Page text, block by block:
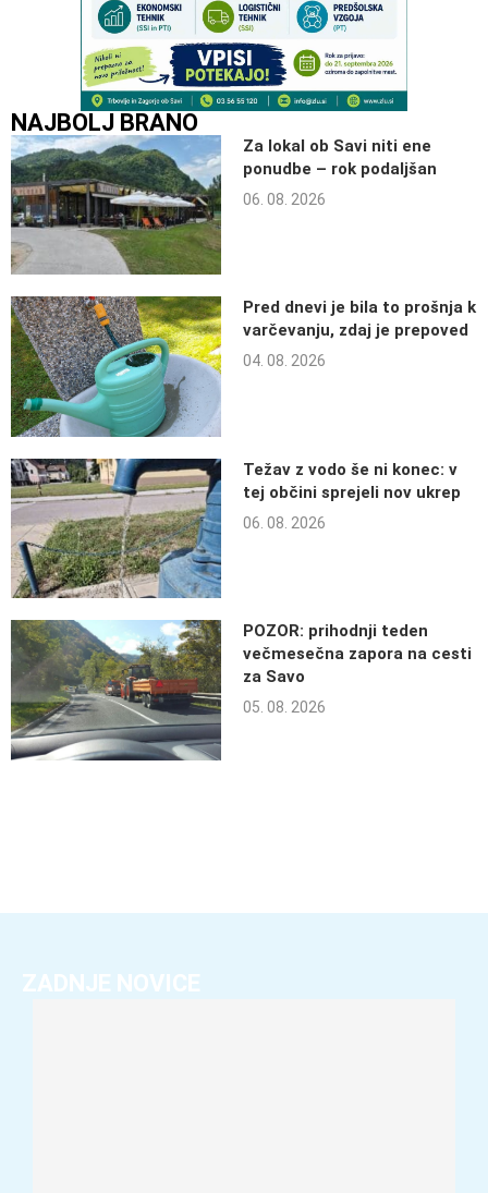
NAJBOLJ BRANO
Za lokal ob Savi niti ene
ponudbe – rok podaljšan
06. 08. 2026
Pred dnevi je bila to prošnja k
varčevanju, zdaj je prepoved
04. 08. 2026
Težav z vodo še ni konec: v
tej občini sprejeli nov ukrep
06. 08. 2026
POZOR: prihodnji teden
večmesečna zapora na cesti
za Savo
05. 08. 2026
ZADNJE NOVICE